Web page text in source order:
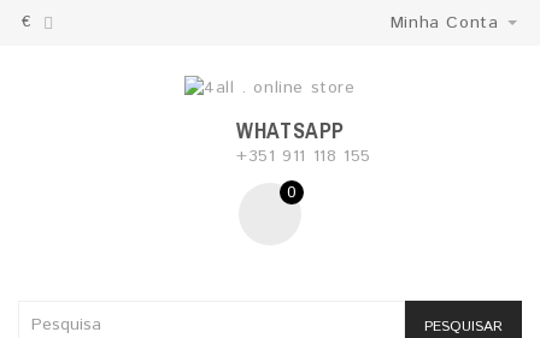
€ Minha Conta
WHATSAPP
+351 911 118 155
0
PESQUISAR